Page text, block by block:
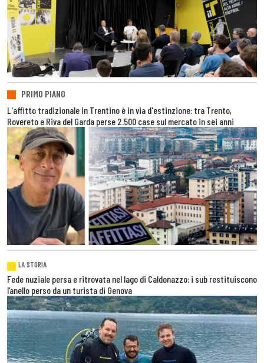
PRIMO PIANO
L'affitto tradizionale in Trentino è in via d'estinzione: tra Trento,
Rovereto e Riva del Garda perse 2.500 case sul mercato in sei anni
LA STORIA
Fede nuziale persa e ritrovata nel lago di Caldonazzo: i sub restituiscono
l’anello perso da un turista di Genova